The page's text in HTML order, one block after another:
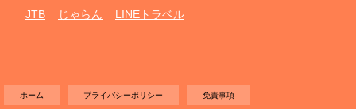
JTB じゃらん LINEトラベル
ホーム プライバシーポリシー 免責事項